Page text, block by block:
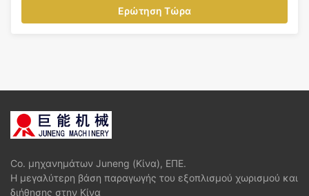
Ερώτηση Τώρα
Co. μηχανημάτων Juneng (Κίνα), ΕΠΕ.
Η μεγαλύτερη βάση παραγωγής του εξοπλισμού χωρισμού και
διήθησης στην Κίνα